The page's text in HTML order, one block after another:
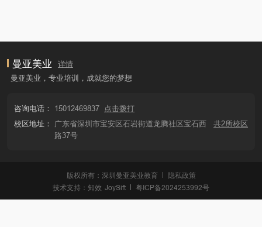
曼亚美业
详情
曼亚美业，专业培训，成就您的梦想
咨询电话： 15012469837
点击拨打
校区地址：
广东省深圳市宝安区石岩街道龙腾社区宝石西
路37号
共2所校区
版权所有：深圳曼亚美业教育
隐私政策
技术支持： 知效 JoySift 粤ICP备2024253992号